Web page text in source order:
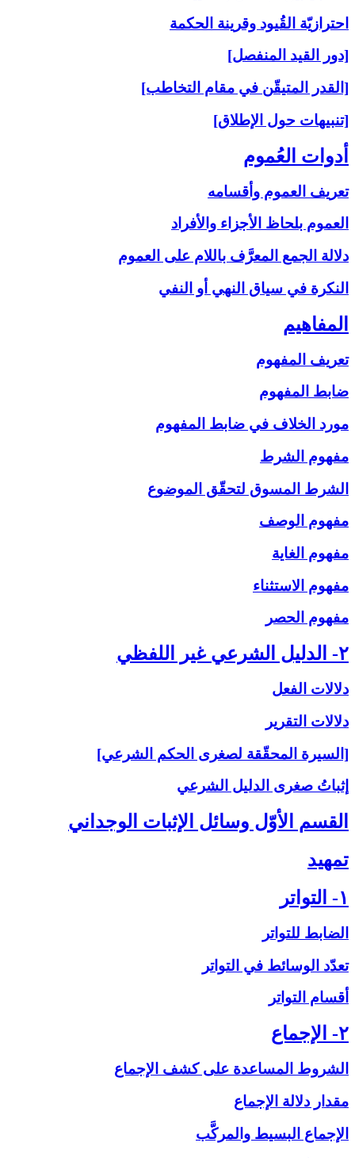
احترازيّة القُيود وقرينة الحكمة
[دور القيد المنفصل]
[القدر المتيقّن في مقام التخاطب]
[تنبيهات حول الإطلاق]
أدوات العُموم
تعريف العموم وأقسامه
العموم بلحاظ الأجزاء والأفراد
دلالة الجمع المعرَّف باللام على‏ العموم
النكرة في سياق النهي أو النفي
المفاهيم‏
تعريف المفهوم
ضابط المفهوم
مورد الخلاف في ضابط المفهوم
مفهوم الشرط
الشرط المسوق لتحقّق الموضوع
مفهوم الوصف
مفهوم الغاية
مفهوم الاستثناء
مفهوم الحصر
۲- الدليل الشرعي غير اللفظي
دلالات الفعل
دلالات التقرير
[السيرة المحقّقة لصغرى الحكم الشرعي]
إثباتُ‏ صغرى‏ الدليل الشرعي‏
القسم الأوّل وسائل الإثبات الوجداني
تمهيد
۱- التواتر
الضابط للتواتر
تعدّد الوسائط في التواتر
أقسام التواتر
۲- الإجماع‏
الشروط المساعدة على‏ كشف الإجماع
مقدار دلالة الإجماع
الإجماع البسيط والمركَّب